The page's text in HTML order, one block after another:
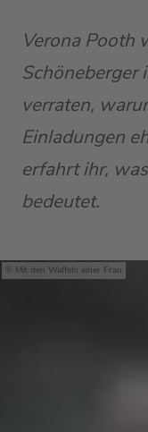
Verona Pooth
Schöneberger
verraten,
Einladungen
erfahrt ihr,
bedeutet.
Mit den Waffeln einer Frau